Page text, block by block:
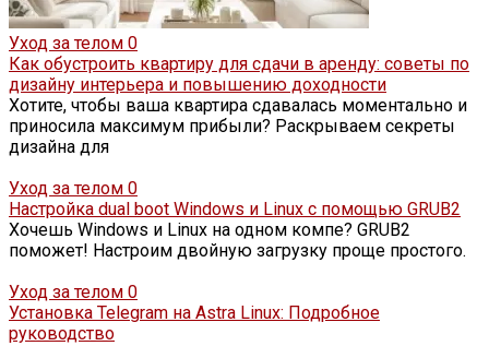
Уход за телом 0
Как обустроить квартиру для сдачи в аренду: советы по
дизайну интерьера и повышению доходности
Хотите, чтобы ваша квартира сдавалась моментально и
приносила максимум прибыли? Раскрываем секреты
дизайна для
Уход за телом 0
Настройка dual boot Windows и Linux с помощью GRUB2
Хочешь Windows и Linux на одном компе? GRUB2
поможет! Настроим двойную загрузку проще простого.
Уход за телом 0
Установка Telegram на Astra Linux: Подробное
руководство